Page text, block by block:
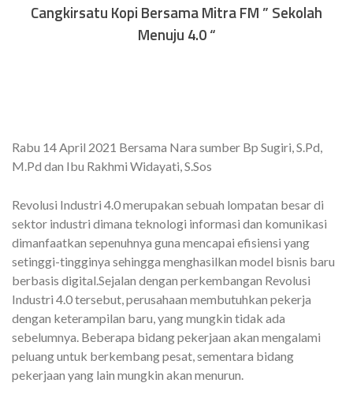
Cangkirsatu Kopi Bersama Mitra FM ” Sekolah
Menuju 4.0 “
Rabu 14 April 2021 Bersama Nara sumber Bp Sugiri, S.Pd,
M.Pd dan Ibu Rakhmi Widayati, S.Sos
Revolusi Industri 4.0 merupakan sebuah lompatan besar di
sektor industri dimana teknologi informasi dan komunikasi
dimanfaatkan sepenuhnya guna mencapai efisiensi yang
setinggi-tingginya sehingga menghasilkan model bisnis baru
berbasis digital.Sejalan dengan perkembangan Revolusi
Industri 4.0 tersebut, perusahaan membutuhkan pekerja
dengan keterampilan baru, yang mungkin tidak ada
sebelumnya. Beberapa bidang pekerjaan akan mengalami
peluang untuk berkembang pesat, sementara bidang
pekerjaan yang lain mungkin akan menurun.